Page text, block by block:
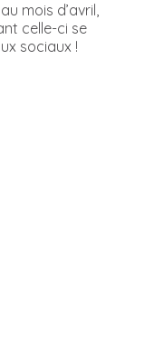
mois d’avril,
celle-ci se
sociaux !